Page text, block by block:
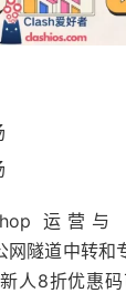
运营与
隧道中转和
人8折优惠码